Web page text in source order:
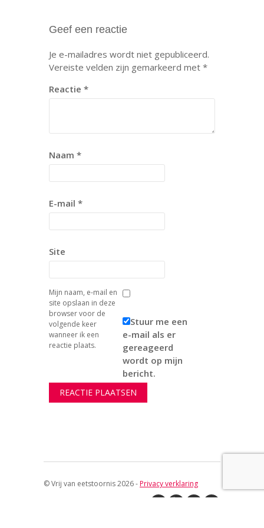
Geef een reactie
Je e-mailadres wordt niet gepubliceerd.
Vereiste velden zijn gemarkeerd met *
Reactie *
Naam *
E-mail *
Site
Mijn naam, e-mail en
site opslaan in deze
browser voor de
volgende keer
wanneer ik een
reactie plaats.
Stuur me een
e-mail als er
gereageerd
wordt op mijn
bericht.
© Vrij van eetstoornis 2026 -Privacy verklaring